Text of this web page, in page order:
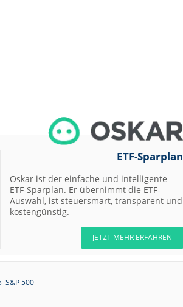
ETF-Sparplan
Oskar ist der einfache und intelligente
ETF-Sparplan. Er übernimmt die ETF-
Auswahl, ist steuersmart, transparent und
kostengünstig.
JETZT MEHR ERFAHREN
S&P 500